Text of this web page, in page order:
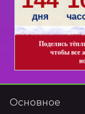
Основное